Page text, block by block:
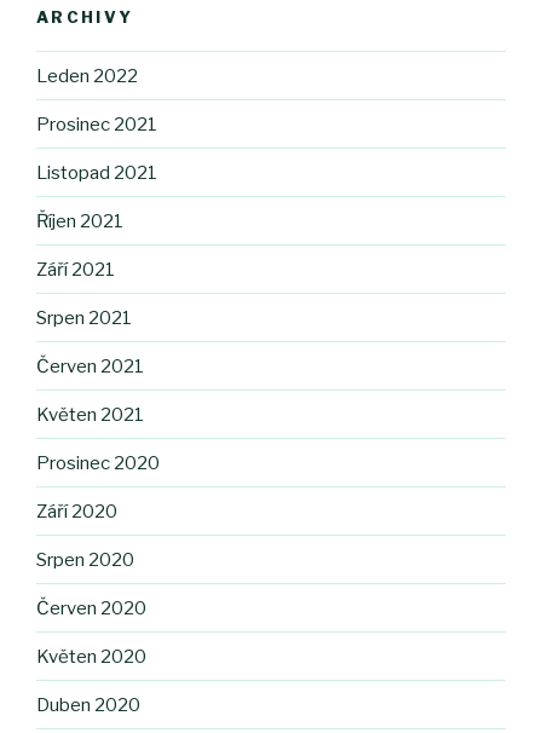
ARCHIVY
Leden 2022
Prosinec 2021
Listopad 2021
Říjen 2021
Září 2021
Srpen 2021
Červen 2021
Květen 2021
Prosinec 2020
Září 2020
Srpen 2020
Červen 2020
Květen 2020
Duben 2020